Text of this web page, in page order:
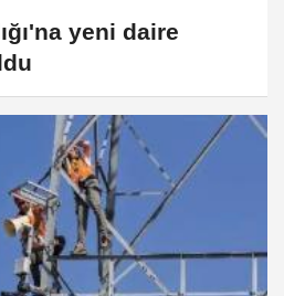
yeni daire